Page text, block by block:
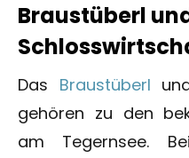
Braustüberl
Das Braustüberl
gehören zu den
am Tegernsee.